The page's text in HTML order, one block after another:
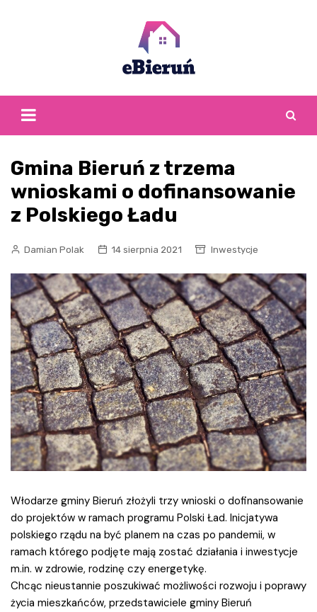
Gmina Bieruń z trzema
wnioskami o dofinansowanie
z Polskiego Ładu
Damian Polak 14 sierpnia 2021 Inwestycje
Włodarze gminy Bieruń złożyli trzy wnioski o dofinansowanie
do projektów w ramach programu Polski Ład. Inicjatywa
polskiego rządu na być planem na czas po pandemii, w
ramach którego podjęte mają zostać działania i inwestycje
m.in. w zdrowie, rodzinę czy energetykę.
Chcąc nieustannie poszukiwać możliwości rozwoju i poprawy
życia mieszkańców, przedstawiciele gminy Bieruń